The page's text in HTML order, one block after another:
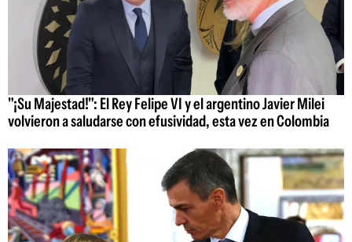
"¡Su Majestad!": El Rey Felipe VI y el argentino Javier Milei
volvieron a saludarse con efusividad, esta vez en Colombia